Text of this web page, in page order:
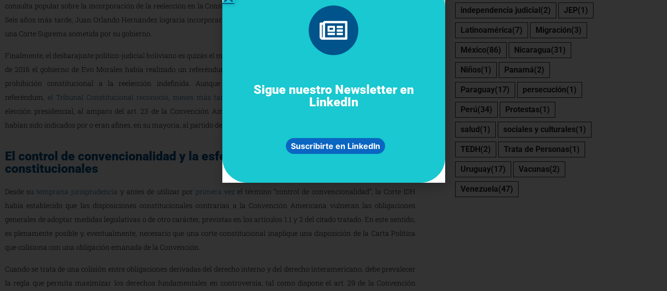
consulta popular sobre la incorporación de la reelección en la Constitución hondureña, cuyo art. 239 lo prohibía expresamente.
Seis años más tarde, Juan Orlando Hernández lograría incorporar la reelección indefinida al texto constitucional acudiendo a
una Corte Suprema sometida por su gobierno.
Finalmente, el desbarajuste político-judicial boliviano es quizás el más inaudito de todos, por una razón fundamental. En febrero
de 2016 el gobierno de Evo Morales había realizado un referéndum en el que se consultó si la población deseaba derogar la
prohibición constitucional a la reelección indefinida. Aunque la enmienda constitucional fue rechazada durante el
referéndum,
el Tribunal Constitucional reconoció, meses más tarde, el “derecho humano” de Morales a disputar su cuarta
elección presidencial, al amparo del art. 23 de la Convención Americana. Sobra decir que los integrantes de dicho tribunal
habían sido indicados por o eran afines, en su mayoría, al partido del gobierno.
El control de convencionalidad y la esfera de competencia de las cortes
constitucionales
Desde su temprana jurisprudencia y antes de utilizar por primera vez el término “control de convencionalidad”, la Corte IDH
había establecido que las disposiciones constitucionales contrarias a la Convención Americana vulneran las obligaciones
generales de adoptar medidas legislativas o de otro carácter, previstas en los artículos 1.1 y 2 del citado tratado. En este sentido,
es plenamente posible y, eventualmente, necesario que una corte constitucional inaplique una disposición de la Carta Política
que colisiona con una obligación emanada de la Convención.
Cuando se trata de una colisión entre obligaciones derivadas del derecho interno y del derecho interamericano, debe prevalecer
la regla que permita maximizar los derechos fundamentales en controversia, tal como dispone el art. 29 de la Convención
independencia judicial(2) JEP(1)
Latinoamérica(7) Migración(3)
México(86) Nicaragua(31)
Niños(1) Panamá(2)
Paraguay(17) persecución(1)
Perú(34) Protestas(1)
salud(1) sociales y culturales(1)
TEDH(2) Trata de Personas(1)
Uruguay(17) Vacunas(2)
Venezuela(47)
Sigue nuestro Newsletter en
LinkedIn
Suscribirte en LinkedIn